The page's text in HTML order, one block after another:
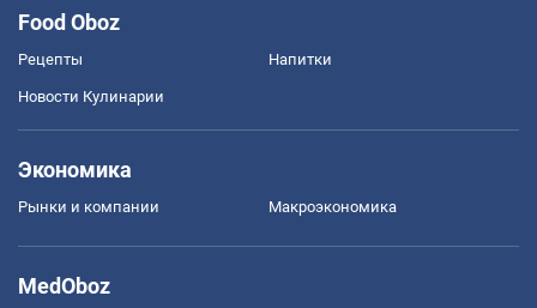
Food Oboz
Рецепты Напитки
Новости Кулинарии
Экономика
Рынки и компании Mакроэкономика
MedOboz